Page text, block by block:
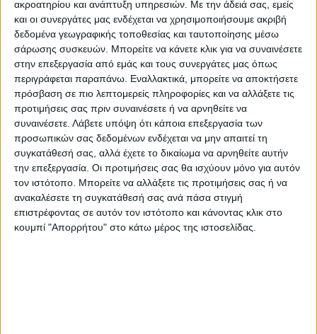
ακροατηρίου και ανάπτυξη υπηρεσιών. Με την άδειά σας, εμείς
και οι συνεργάτες μας ενδέχεται να χρησιμοποιήσουμε ακριβή
δεδομένα γεωγραφικής τοποθεσίας και ταυτοποίησης μέσω
σάρωσης συσκευών. Μπορείτε να κάνετε κλικ για να συναινέσετε
στην επεξεργασία από εμάς και τους συνεργάτες μας όπως
περιγράφεται παραπάνω. Εναλλακτικά, μπορείτε να αποκτήσετε
πρόσβαση σε πιο λεπτομερείς πληροφορίες και να αλλάξετε τις
προτιμήσεις σας πριν συναινέσετε ή να αρνηθείτε να
συναινέσετε. Λάβετε υπόψη ότι κάποια επεξεργασία των
προσωπικών σας δεδομένων ενδέχεται να μην απαιτεί τη
συγκατάθεσή σας, αλλά έχετε το δικαίωμα να αρνηθείτε αυτήν
την επεξεργασία. Οι προτιμήσεις σας θα ισχύουν μόνο για αυτόν
τον ιστότοπο. Μπορείτε να αλλάξετε τις προτιμήσεις σας ή να
ανακαλέσετε τη συγκατάθεσή σας ανά πάσα στιγμή
επιστρέφοντας σε αυτόν τον ιστότοπο και κάνοντας κλικ στο
κουμπί "Απορρήτου" στο κάτω μέρος της ιστοσελίδας.
“κλασικό” πλεον για τις πλημμύρες που
αναρτήθηκε στην παλιά ΘΥΡΑ 3.
• Δυστυχώς υπάρχει πρόβλημα με τα
στιγμιότυπα του αγώνα αφού η SL2
αποφάσισε να μην επιτρέπει τα τηλεοπτικά
συνεργεία να καλύπτουν ούτε το τρίλεπτο.
Ελπίζουμε το θέμα να λυθεί για να
προβάλλεται τουλάχιστον η προσπάθεια
των ομάδων σ’ ενα πρωτάθλημα που οι
“μεγάλοι” το έχουν αφήσει στην τύχη του.